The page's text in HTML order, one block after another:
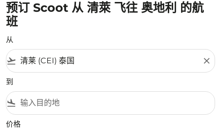
预订 Scoot 从 清萊 飞往 奥地利 的航
班
从
flight_takeoff close
到
flight_land
价格